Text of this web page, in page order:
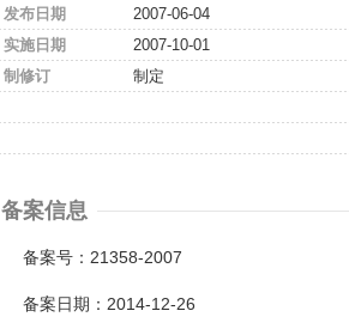
发布日期
2007-06-04
实施日期
2007-10-01
制修订
制定
备案信息
备案号：21358-2007
备案日期：2014-12-26